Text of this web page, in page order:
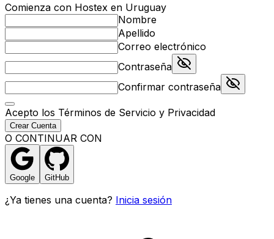
Comienza con Hostex en Uruguay
Nombre
Apellido
Correo electrónico
Contraseña
Confirmar contraseña
Acepto los Términos de Servicio y Privacidad
Crear Cuenta
O CONTINUAR CON
Google GitHub
¿Ya tienes una cuenta? Inicia sesión